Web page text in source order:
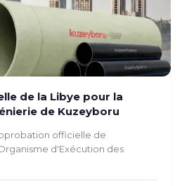
de la Libye pour la
de Kuzeyboru
officielle de
d'Exécution des